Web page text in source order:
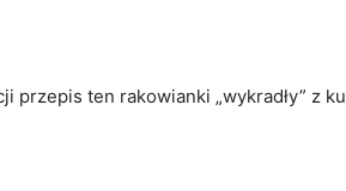
przepis ten rakowianki „wykradły” z